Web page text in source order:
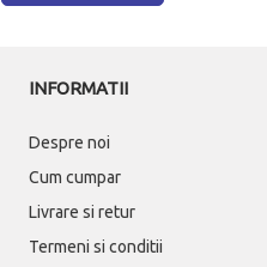
INFORMATII
Despre noi
Cum cumpar
Livrare si retur
Termeni si conditii